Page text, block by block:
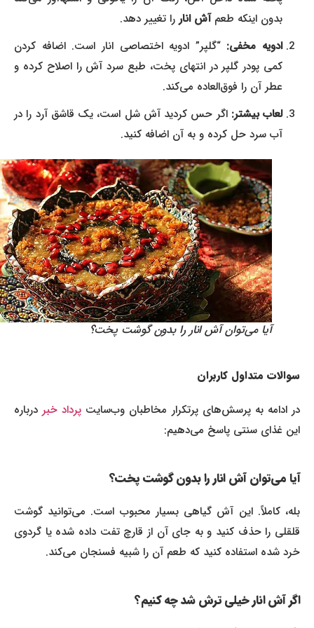
بدون اینکه طعمآش انار را تغییر دهد.
ادویه مخفی:“گلپر” ادویه اختصاصی انار است. اضافه کردن
کمی پودر گلپر در انتهای پخت، طبع سرد آش را اصلاح کرده و
عطر آن را فوق‌العاده می‌کند.
لعاب بیشتر:اگر حس کردید آش شل است، یک قاشق آرد را در
آب سرد حل کرده و به آن اضافه کنید.
آیا می‌توان آش انار را بدون گوشت پخت؟
سوالات متداول کاربران
در ادامه به پرسش‌های پرتکرار مخاطبان وب‌سایتپرداد خبردرباره
این غذای سنتی پاسخ می‌دهیم:
آیا می‌توان آش انار را بدون گوشت پخت؟
بله، کاملاً. این آش گیاهی بسیار محبوب است. می‌توانید گوشت
قلقلی را حذف کنید و به جای آن از قارچ تفت داده شده یا گردوی
خرد شده استفاده کنید که طعم آن را شبیه فسنجان می‌کند.
اگر آش انار خیلی ترش شد چه کنیم؟